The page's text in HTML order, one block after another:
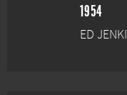
1954
ED